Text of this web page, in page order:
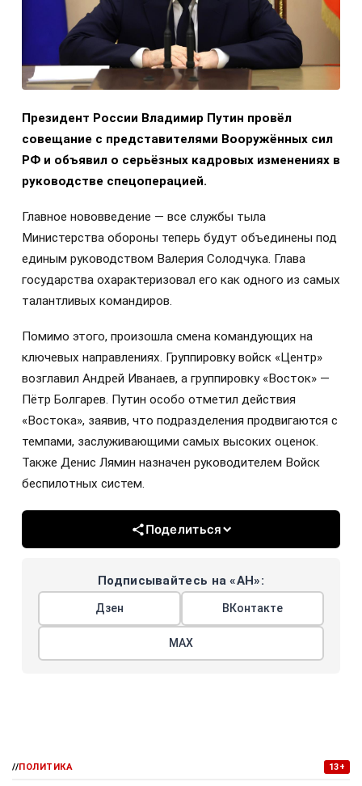
Президент России Владимир Путин провёл
совещание с представителями Вооружённых сил
РФ и объявил о серьёзных кадровых изменениях в
руководстве спецоперацией.
Главное нововведение — все службы тыла
Министерства обороны теперь будут объединены под
единым руководством Валерия Солодчука. Глава
государства охарактеризовал его как одного из самых
талантливых командиров.
Помимо этого, произошла смена командующих на
ключевых направлениях. Группировку войск «Центр»
возглавил Андрей Иванаев, а группировку «Восток» —
Пётр Болгарев. Путин особо отметил действия
«Востока», заявив, что подразделения продвигаются с
темпами, заслуживающими самых высоких оценок.
Также Денис Лямин назначен руководителем Войск
беспилотных систем.
Поделиться
Подписывайтесь на «АН»:
Дзен ВКонтакте
МАХ
//ПОЛИТИКА 13+